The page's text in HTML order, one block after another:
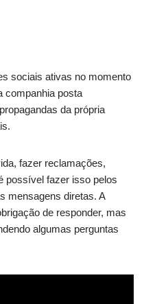
sociais ativas no momento
companhia posta
da própria
fazer reclamações,
possível fazer isso pelos
mensagens diretas. A
de responder, mas
algumas perguntas